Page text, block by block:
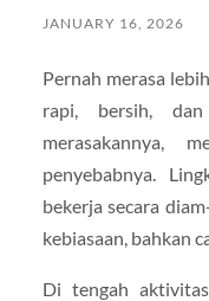
JANUARY 16, 2026
Pernah merasa
rapi, bersih,
merasakannya,
penyebabnya.
bekerja secara
kebiasaan, bahkan
Di tengah